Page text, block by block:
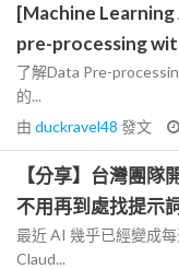
[Machine Learning
pre-processing
了解Data Pre-
的...
由 duckravel48 發文
【分享】台灣團
不用再到處找提示
最近 AI 幾乎已經變成
Claud...